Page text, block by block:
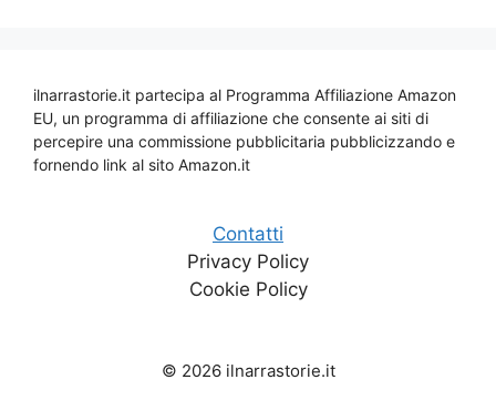
ilnarrastorie.it partecipa al Programma Affiliazione Amazon
EU, un programma di affiliazione che consente ai siti di
percepire una commissione pubblicitaria pubblicizzando e
fornendo link al sito Amazon.it
Contatti
Privacy Policy
Cookie Policy
© 2026 ilnarrastorie.it